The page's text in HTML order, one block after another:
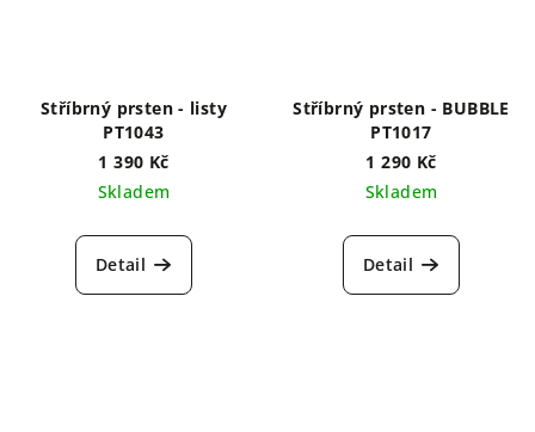
Stříbrný prsten - listy
PT1043
1 390 Kč
Skladem
Detail
Stříbrný prsten - BUBBLE
PT1017
1 290 Kč
Skladem
Detail